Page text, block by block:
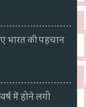
की पहचान
में होने लगी